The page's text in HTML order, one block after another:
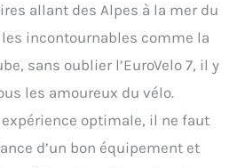
allant des Alpes à la mer du
incontournables comme la
sans oublier l’EuroVelo 7, il y
les amoureux du vélo.
optimale, il ne faut
d’un bon équipement et